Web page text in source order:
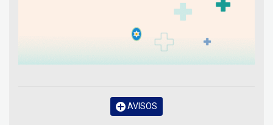
AVISOS